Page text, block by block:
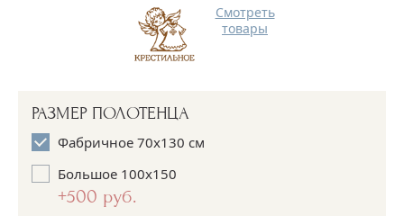
Смотреть
товары
РАЗМЕР ПОЛОТЕНЦА
Фабричное 70х130 см
Большое 100х150
+500 руб.